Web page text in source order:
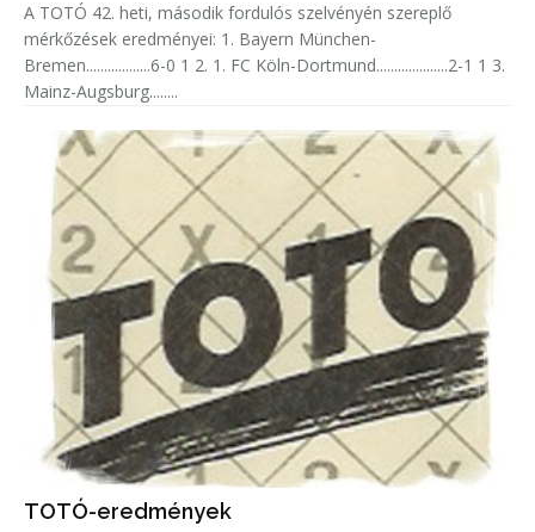
A TOTÓ 42. heti, második fordulós szelvényén szereplő
mérkőzések eredményei: 1. Bayern München-
Bremen..................6-0 1 2. 1. FC Köln-Dortmund....................2-1 1 3.
Mainz-Augsburg........
TOTÓ-eredmények